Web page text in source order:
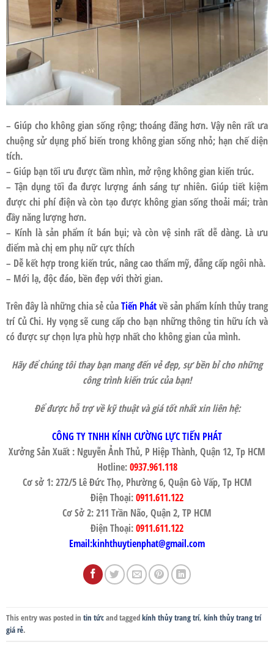
– Giúp cho không gian sống rộng; thoáng đãng hơn. Vậy nên rất ưa
chuộng sử dụng phổ biến trong không gian sống nhỏ; hạn chế diện
tích.
– Giúp bạn tối ưu được tầm nhìn, mở rộng không gian kiến trúc.
– Tận dụng tối đa được lượng ánh sáng tự nhiên. Giúp tiết kiệm
được chi phí điện và còn tạo được không gian sống thoải mái; tràn
đầy năng lượng hơn.
– Kính là sản phẩm ít bán bụi; và còn vệ sinh rất dễ dàng. Là ưu
điểm mà chị em phụ nữ cực thích
– Dễ kết hợp trong kiến trúc, nâng cao thẩm mỹ, đẳng cấp ngôi nhà.
– Mới lạ, độc đáo, bền đẹp với thời gian.
Trên đây là những chia sẻ củaTiến Phátvề sản phẩm kính thủy trang
trí Củ Chi. Hy vọng sẽ cung cấp cho bạn những thông tin hữu ích và
có được sự chọn lựa phù hợp nhất cho không gian của mình.
Hãy để chúng tôi thay bạn mang đến vẻ đẹp, sự bền bỉ cho những
công trình kiến trúc của bạn!
Để được hỗ trợ về kỹ thuật và giá tốt nhất xin liên hệ:
CÔNG TY TNHH KÍNH CƯỜNG LỰC TIẾN PHÁT
Xưởng Sản Xuất : Nguyễn Ảnh Thủ, P Hiệp Thành, Quận 12, Tp HCM
Hotline:0937.961.118
Cơ sở 1: 272/5 Lê Đức Thọ, Phường 6, Quận Gò Vấp, Tp HCM
Điện Thoại:0911.611.122
Cơ Sở 2: 211 Trần Não, Quận 2, TP HCM
Điện Thoại:0911.611.122
Email:kinhthuytienphat@gmail.com
This entry was posted in tin tứcand taggedkính thủy trang trí, kính thủy trang trí
giá rẻ.